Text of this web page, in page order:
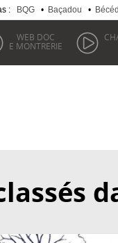
: BQG • Baçadou •
WEB DOC
E MONTRERIE